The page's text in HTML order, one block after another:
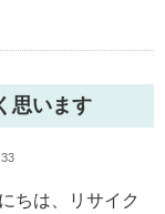
思います
ちは、リサイク